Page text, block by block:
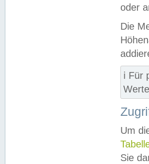
oder
Die
ℹ️ Für
Um
Sie